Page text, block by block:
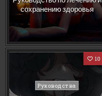
сохранению здоровья
10
Posted
Руководства